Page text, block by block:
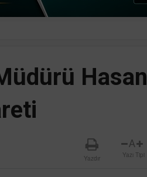
Hasan
Yazdır
A
Yazı Tipi